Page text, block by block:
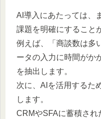
AI導入にあたっては、
課題を明確にすること
例えば、「商談数は多
ータの入力に時間がか
を抽出します。
次に、AIを活用するた
します。
CRMやSFAに蓄積され